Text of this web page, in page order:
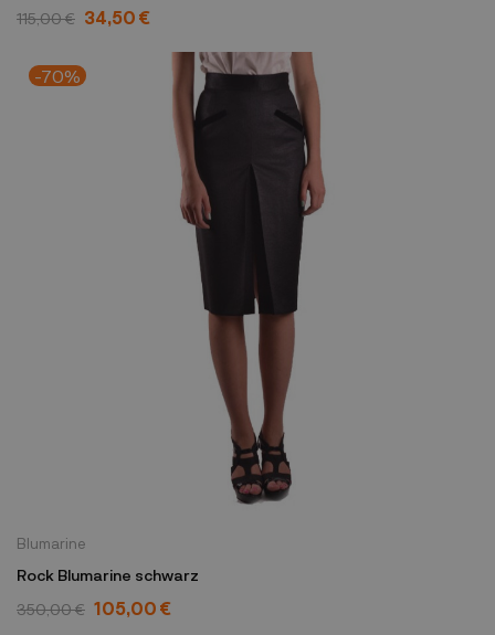
115,00 € 34,50 €
-70%
Blumarine
Rock Blumarine schwarz
350,00 € 105,00 €